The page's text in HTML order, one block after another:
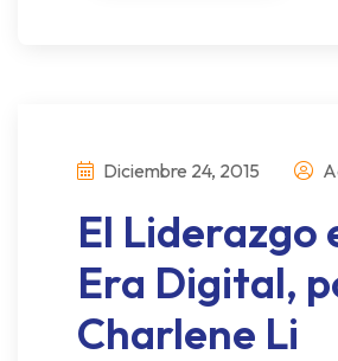
Diciembre 24, 2015
El Liderazgo
Era Digital,
Charlene Li